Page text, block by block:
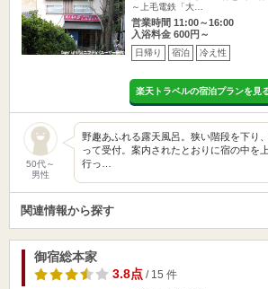
～上毛電鉄「大…
営業時間 11:00～16:00
入浴料金 600円～
日帰り 宿泊 冷え性
楽天トラベルの宿泊プランを見
50代～
男性
野趣あふれる露天風呂。狭い階段を下り
って受付。案内されたとおりに宿の中を
行っ…
関連情報から探す
御宿総本家
3.8点/ 15 件